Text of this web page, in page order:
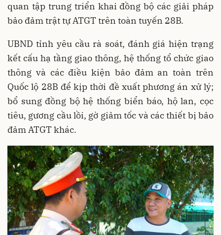
quan tập trung triển khai đồng bộ các giải pháp
bảo đảm trật tự ATGT trên toàn tuyến 28B.
UBND tỉnh yêu cầu rà soát, đánh giá hiện trạng
kết cấu hạ tầng giao thông, hệ thống tổ chức giao
thông và các điều kiện bảo đảm an toàn trên
Quốc lộ 28B để kịp thời đề xuất phương án xử lý;
bổ sung đồng bộ hệ thống biển báo, hộ lan, cọc
tiêu, gương cầu lồi, gờ giảm tốc và các thiết bị bảo
đảm ATGT khác.